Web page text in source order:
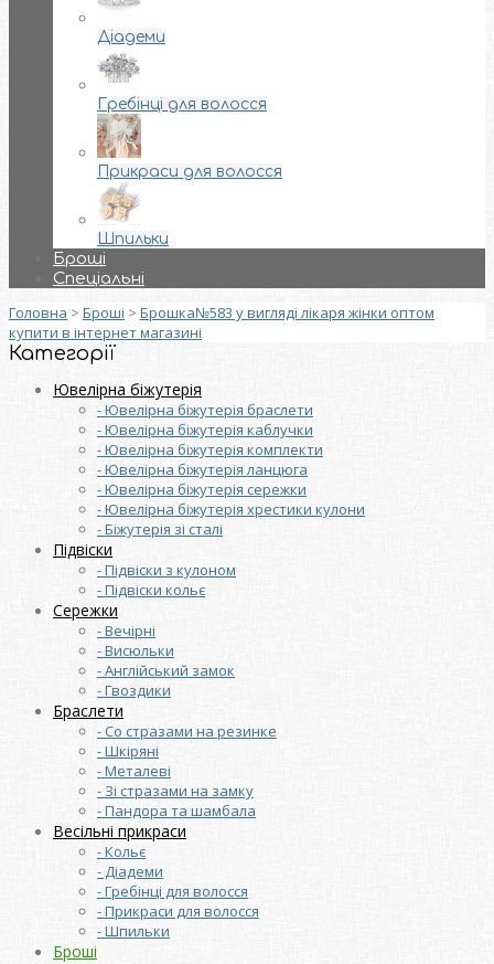
Діадеми
Гребінці для волосся
Прикраси для волосся
Шпильки
Броші
Спеціальні
Головна > Броші > Брошка№583 у вигляді лікаря жінки оптом
купити в інтернет магазині
Категорії
Ювелірна біжутерія
- Ювелірна біжутерія браслети
- Ювелірна біжутерія каблучки
- Ювелірна біжутерія комплекти
- Ювелірна біжутерія ланцюга
- Ювелірна біжутерія сережки
- Ювелірна біжутерія хрестики кулони
- Біжутерія зі сталі
Підвіски
- Підвіски з кулоном
- Підвіски кольє
Сережки
- Вечірні
- Висюльки
- Англійський замок
- Гвоздики
Браслети
- Со стразами на резинке
- Шкіряні
- Металеві
- Зі стразами на замку
- Пандора та шамбала
Весільні прикраси
- Кольє
- Діадеми
- Гребінці для волосся
- Прикраси для волосся
- Шпильки
Броші